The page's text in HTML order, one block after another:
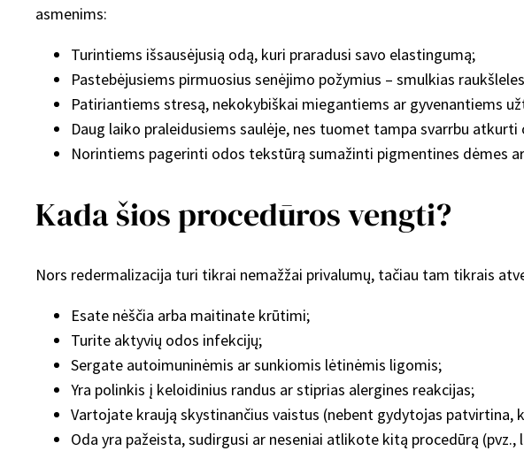
asmenims:
Turintiems išsausėjusią odą, kuri praradusi savo elastingumą;
Pastebėjusiems pirmuosius senėjimo požymius – smulkias
Patiriantiems stresą, nekokybiškai miegantiems ar gyvenantiems
Daug laiko praleidusiems saulėje, nes tuomet tampa svarrbu atkurti
Norintiems pagerinti odos tekstūrą sumažinti pigmentines dėmes
Kada šios procedūros vengti?
Nors redermalizacija turi tikrai nemažžai privalumų, tačiau tam tikrais
Esate nėščia arba maitinate krūtimi;
Turite aktyvių odos infekcijų;
Sergate autoimuninėmis ar sunkiomis lėtinėmis ligomis;
Yra polinkis į keloidinius randus ar stiprias alergines reakcijas;
Vartojate kraują skystinančius vaistus (nebent gydytojas patvirtina,
Oda yra pažeista, sudirgusi ar neseniai atlikote kitą procedūrą